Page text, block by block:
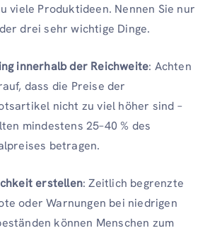
viele Produktideen. Nennen Sie nur
drei sehr wichtige Dinge.
innerhalb der Reichweite: Achten
dass die Preise der
nicht zu viel höher sind –
mindestens 25–40 % des
betragen.
erstellen: Zeitlich begrenzte
oder Warnungen bei niedrigen
können Menschen zum